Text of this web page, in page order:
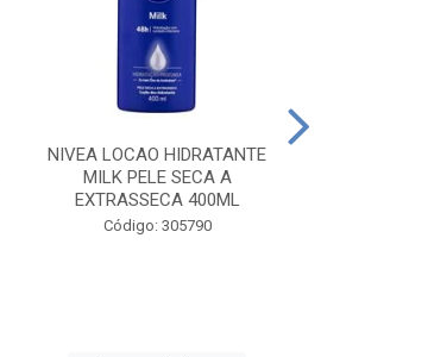
NIVEA LOCAO HIDRATANTE
MILK PELE SECA A
EXTRASSECA 400ML
Código: 305790